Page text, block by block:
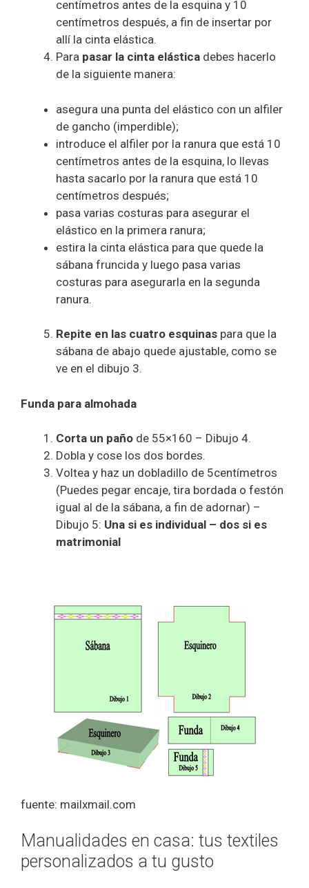
centímetros antes de la esquina y 10
centímetros después, a fin de insertar por
allí la cinta elástica.
Para pasar la cinta elástica debes hacerlo
de la siguiente manera:
asegura una punta del elástico con un alfiler
de gancho (imperdible);
introduce el alfiler por la ranura que está 10
centímetros antes de la esquina, lo llevas
hasta sacarlo por la ranura que está 10
centímetros después;
pasa varias costuras para asegurar el
elástico en la primera ranura;
estira la cinta elástica para que quede la
sábana fruncida y luego pasa varias
costuras para asegurarla en la segunda
ranura.
Repite en las cuatro esquinas para que la
sábana de abajo quede ajustable, como se
ve en el dibujo 3.
Funda para almohada
Corta un paño de 55×160 – Dibujo 4.
Dobla y cose los dos bordes.
Voltea y haz un dobladillo de 5centímetros
(Puedes pegar encaje, tira bordada o festón
igual al de la sábana, a fin de adornar) –
Dibujo 5: Una si es individual – dos si es
matrimonial
fuente: mailxmail.com
Manualidades en casa: tus textiles
personalizados a tu gusto